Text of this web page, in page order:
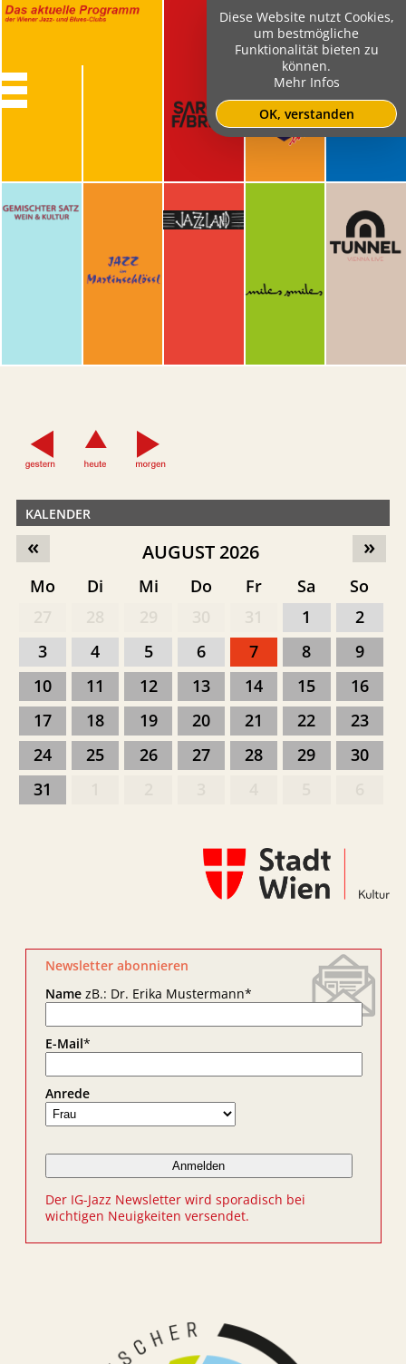
KALENDER
»
« AUGUST 2026
Mo Di Mi Do Fr Sa
So
1
2
3
4 5 6 7 8
9
10
11 12 13 14 15
16
17
18 19 20 21 22
23
24
25 26 27 28 29
30
31
Newsletter abonnieren
NamezB.: Dr. Erika Mustermann*
E-Mail*
Anrede
Der IG-Jazz Newsletter wird sporadisch bei
wichtigen Neuigkeiten versendet.
Diese Website nutzt Cookies,
um bestmögliche
Funktionalität bieten zu
können.
Mehr Infos
OK, verstanden